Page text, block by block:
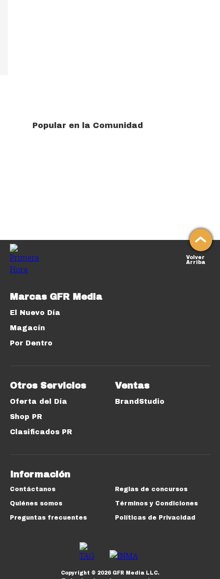
Popular en la Comunidad
Volver
Arriba
Marcas GFR Media
El Nuevo Día
Magacín
Por Dentro
Otros Servicios
Oferta del Día
Shop PR
Clasificados PR
Ventas
BrandStudio
Información
Contáctanos
Quiénes somos
Preguntas frecuentes
Reglas de concursos
Términos y Condiciones
Políticas de Privacidad
Copyright © 2026GFR Media LLC.